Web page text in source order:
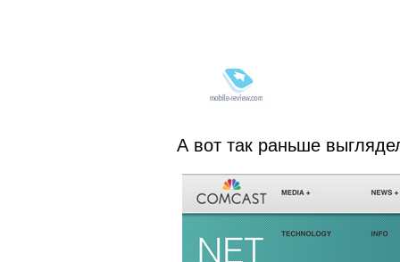
А вот так раньше